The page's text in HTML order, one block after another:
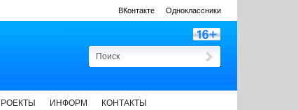
ВКонтакте Одноклассники
ИНФОРМ КОНТАКТЫ